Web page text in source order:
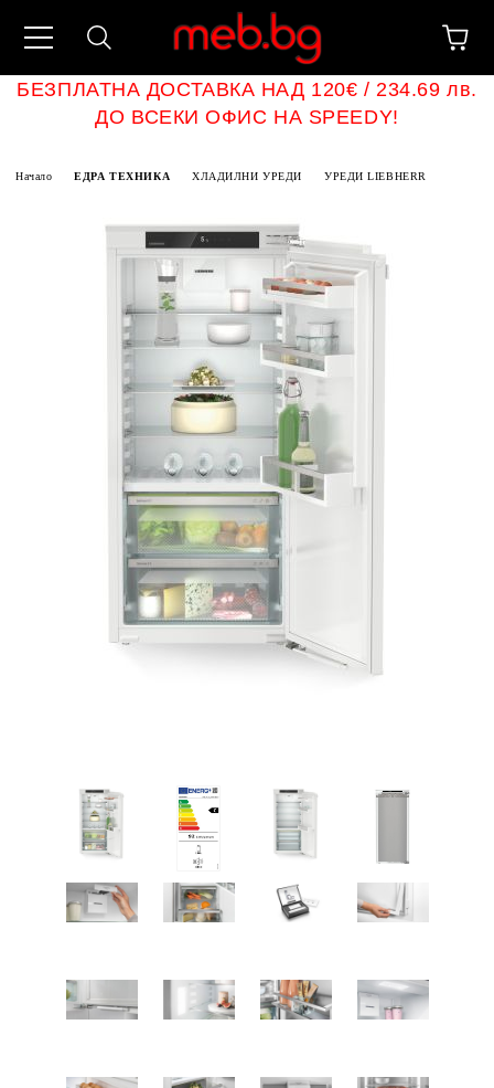
БЕЗПЛАТНА ДОСТАВКА НАД 120€ / 234.69 лв.
ДО ВСЕКИ ОФИС НА SPEEDY!
Начало ЕДРА ТЕХНИКА ХЛАДИЛНИ УРЕДИ УРЕДИ LIEBHERR